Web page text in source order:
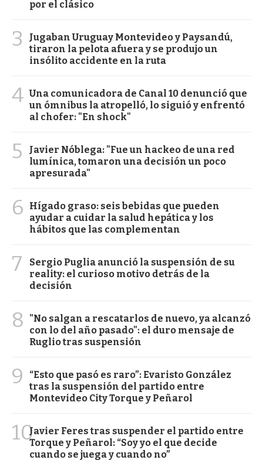
por el clásico
3
Jugaban Uruguay Montevideo y Paysandú,
tiraron la pelota afuera y se produjo un
insólito accidente en la ruta
4 Una comunicadora de Canal 10 denunció que
un ómnibus la atropelló, lo siguió y enfrentó
al chofer: "En shock"
5
Javier Nóblega: "Fue un hackeo de una red
lumínica, tomaron una decisión un poco
apresurada"
6
Hígado graso: seis bebidas que pueden
ayudar a cuidar la salud hepática y los
hábitos que las complementan
7
Sergio Puglia anunció la suspensión de su
reality: el curioso motivo detrás de la
decisión
8
"No salgan a rescatarlos de nuevo, ya alcanzó
con lo del año pasado": el duro mensaje de
Ruglio tras suspensión
9
“Esto que pasó es raro”: Evaristo González
tras la suspensión del partido entre
Montevideo City Torque y Peñarol
10Javier Feres tras suspender el partido entre
Torque y Peñarol: “Soy yo el que decide
cuando se juega y cuando no”